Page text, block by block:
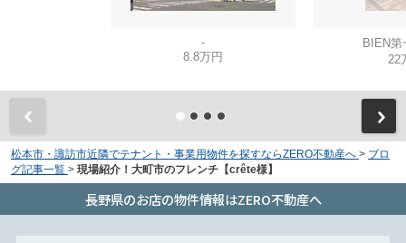
-
8.8万円
BIEN
22
松本市・諏訪市近隣でテナント・事業用物件を探すならZERO不動産へ > ブロ
グ記事一覧 > 現場紹介！大町市のフレンチ【crête様】
長野県のお店の物件情報はZERO不動産へ